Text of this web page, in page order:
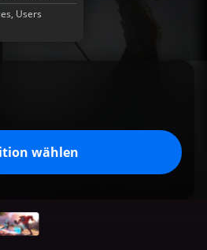
Users
wählen